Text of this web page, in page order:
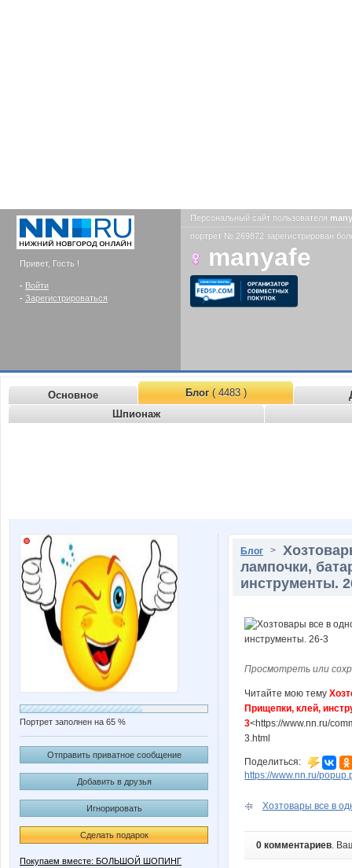
Привет, Гость !
- Войти
- Зарегистрироваться
Персональный сайт пользователя
портрет № 269872 зарегистрирован
manyafe
Основное Блог( 4483 )
Шпионаж
Портрет заполнен на 65 %
Отправить приватное сообщение
Добавить в друзья
Игнорировать
Сделать подарок
Покупаем вместе: БОЛЬШОЙ ШОПИНГ
Блог >
лампочки,
инструменты.
Просмотреть или
Читайте мою тему
Прищепки, клей,
3<https://www.nn.ru/
3.html
Поделиться:
https://www.nn.ru/
Хозтовары все в
0 комментариев.